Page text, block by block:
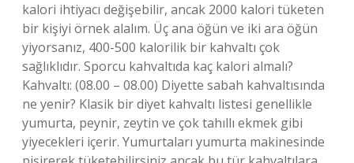
kalori ihtiyacı değişebilir, ancak 2000 kalori tüketen
bir kişiyi örnek alalım. Üç ana öğün ve iki ara öğün
yiyorsanız, 400-500 kalorilik bir kahvaltı çok
sağlıklıdır. Sporcu kahvaltıda kaç kalori almalı?
Kahvaltı: (08.00 – 08.00) Diyette sabah kahvaltısında
ne yenir? Klasik bir diyet kahvaltı listesi genellikle
yumurta, peynir, zeytin ve çok tahıllı ekmek gibi
yiyecekleri içerir. Yumurtaları yumurta makinesinde